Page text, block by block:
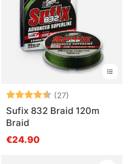
Arvio: (27)
Sufix 832 Braid 120m
Braid
€24.90